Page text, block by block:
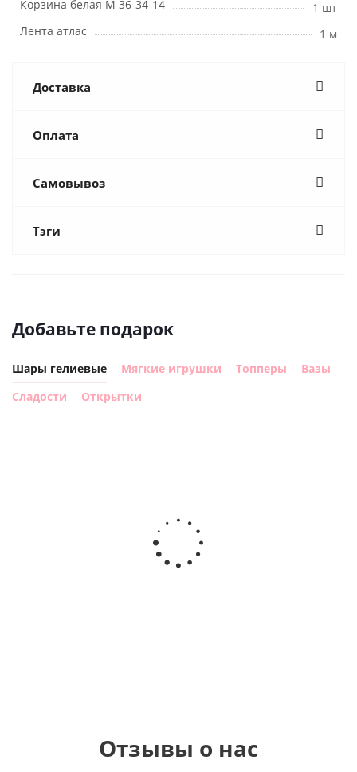
Корзина белая М 36-34-14
1 шт
Лента атлас
1 м
Доставка
Оплата
Самовывоз
Тэги
Добавьте подарок
Шары гелиевые Мягкие игрушки Топперы
Вазы
Сладости
Открытки
Шар с
днем
рождения,
с
Отзывы о нас